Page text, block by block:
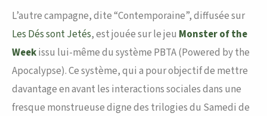
L’autre campagne, dite “Contemporaine”, diffusée sur
Les Dés sont Jetés, est jouée sur le jeu Monster of the
Weekissu lui-même du système PBTA (Powered by the
Apocalypse). Ce système, qui a pour objectif de mettre
davantage en avant les interactions sociales dans une
fresque monstrueuse digne des trilogies du Samedi de